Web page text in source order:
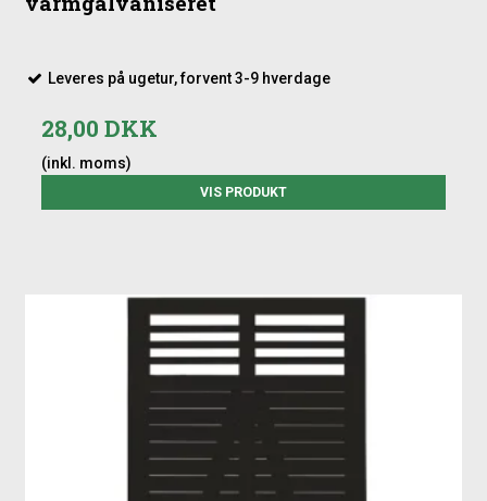
Leveres på ugetur, forvent 3-9 hverdage
28,00 DKK
(inkl. moms)
VIS PRODUKT